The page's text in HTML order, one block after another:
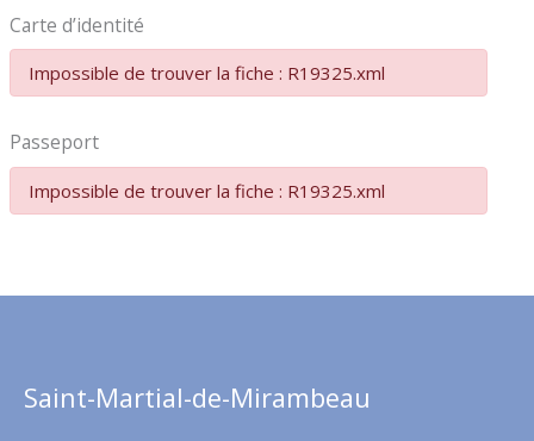
Carte d’identité
Impossible de trouver la fiche : R19325.xml
Passeport
Impossible de trouver la fiche : R19325.xml
Saint-Martial-de-Mirambeau